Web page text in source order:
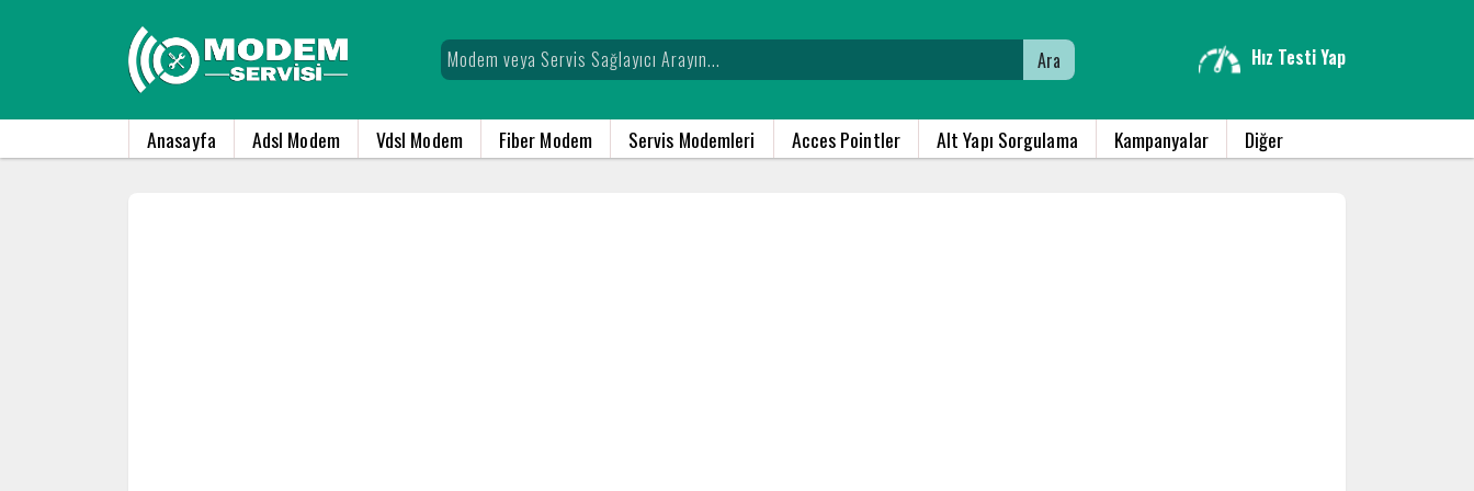
Ara Hız Testi Yap
Anasayfa Adsl Modem Vdsl Modem Fiber Modem Servis Modemleri Acces Pointler Alt Yapı Sorgulama Kampanyalar Diğer